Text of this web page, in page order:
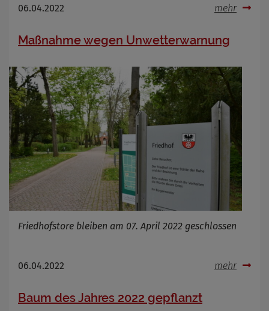
06.04.2022 mehr
Maßnahme wegen Unwetterwarnung
Friedhofstore bleiben am 07. April 2022 geschlossen
06.04.2022 mehr
Baum des Jahres 2022 gepflanzt